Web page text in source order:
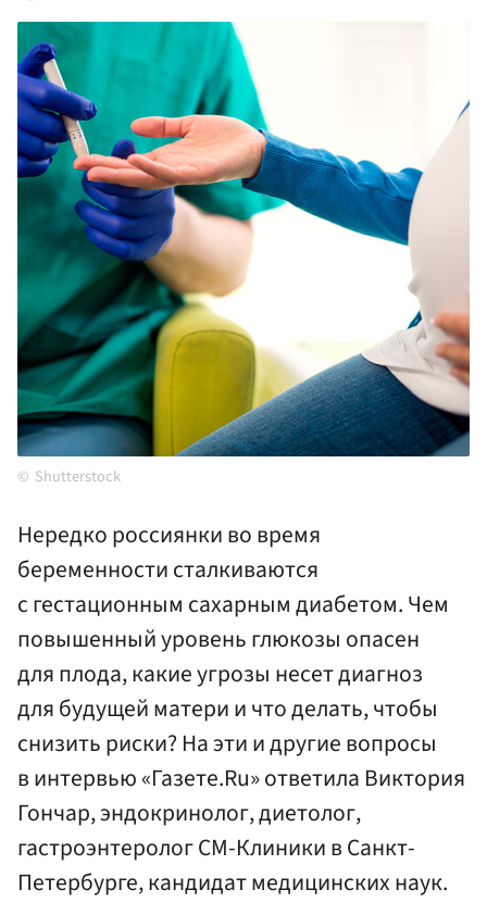
Shutterstock
Нередко россиянки во время
беременности сталкиваются
с гестационным сахарным диабетом. Чем
повышенный уровень глюкозы опасен
для плода, какие угрозы несет диагноз
для будущей матери и что делать, чтобы
снизить риски? На эти и другие вопросы
в интервью «Газете.Ru» ответила Виктория
Гончар, эндокринолог, диетолог,
гастроэнтеролог СМ-Клиники в Санкт-
Петербурге, кандидат медицинских наук.